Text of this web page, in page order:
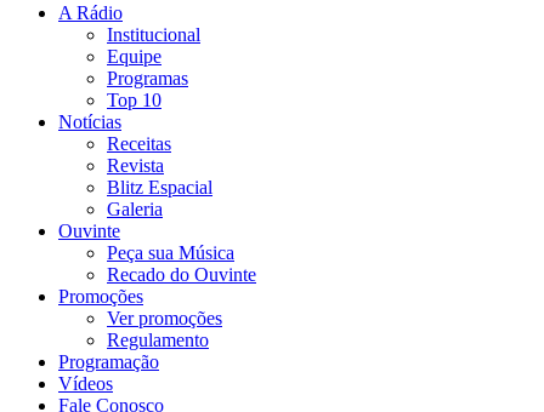
A Rádio
Institucional
Equipe
Programas
Top 10
Notícias
Receitas
Revista
Blitz Espacial
Galeria
Ouvinte
Peça sua Música
Recado do Ouvinte
Promoções
Ver promoções
Regulamento
Programação
Vídeos
Fale Conosco